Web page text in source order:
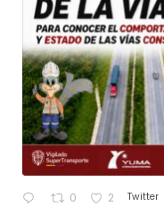
0 2 Twitter